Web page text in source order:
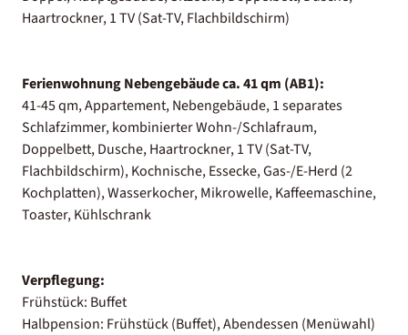
Haartrockner, 1 TV (Sat-TV, Flachbildschirm)
Ferienwohnung Nebengebäude ca. 41 qm (AB1):
41-45 qm, Appartement, Nebengebäude, 1 separates
Schlafzimmer, kombinierter Wohn-/Schlafraum,
Doppelbett, Dusche, Haartrockner, 1 TV (Sat-TV,
Flachbildschirm), Kochnische, Essecke, Gas-/E-Herd (2
Kochplatten), Wasserkocher, Mikrowelle, Kaffeemaschine,
Toaster, Kühlschrank
Verpflegung:
Frühstück: Buffet
Halbpension: Frühstück (Buffet), Abendessen (Menüwahl)